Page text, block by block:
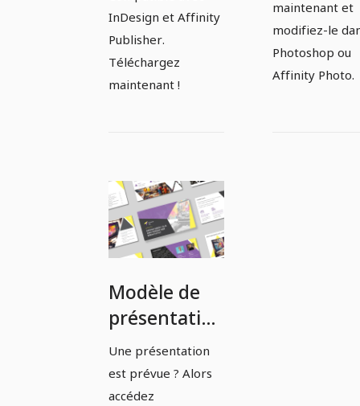
InDesign et Affinity
Publisher.
Téléchargez
maintenant !
maintenant et
modifiez-le
Photoshop ou
Affinity Photo.
Modèle de
présentation
pour
agences,
designers et
Une présentation
est prévue ? Alors
accédez